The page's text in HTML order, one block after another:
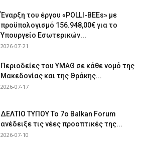
Έναρξη του έργου «POLLI-BEEs» με
προϋπολογισμό 156.948,00€ για το
Υπουργείο Εσωτερικών...
2026-07-21
Περιοδείες του ΥΜΑΘ σε κάθε νομό της
Μακεδονίας και της Θράκης...
2026-07-17
ΔΕΛΤΙΟ ΤΥΠΟΥ Το 7ο Balkan Forum
ανέδειξε τις νέες προοπτικές της...
2026-07-10